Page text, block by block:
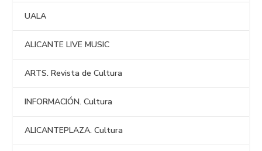
UALA
ALICANTE LIVE MUSIC
ARTS. Revista de Cultura
INFORMACIÓN. Cultura
ALICANTEPLAZA. Cultura